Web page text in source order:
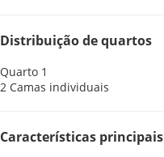
Distribuição de quartos
Quarto 1
2 Camas individuais
Características principais